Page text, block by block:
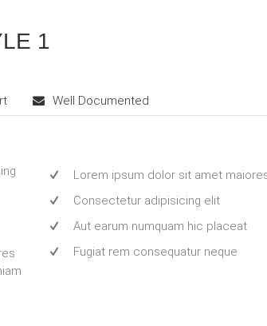
1
Well Documented
Lorem ipsum dolor sit amet
Consectetur adipisicing elit
Aut earum numquam hic placeat
Fugiat rem consequatur neque